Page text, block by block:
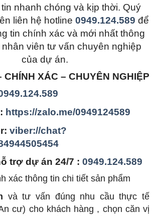
nhanh chóng và kịp thời. Quý
liên hệ hotline 0949.124.589 để
tin chính xác và mới nhất thông
viên tư vấn chuyên nghiệp
của dự án.
CHÍNH XÁC – CHUYÊN NGHIỆP
https://zalo.me/0949124589
viber://chat?
trợ dự án 24/7 :0949.124.589
xác thông tin chi tiết sản phẩm
và tư vấn đúng nhu cầu thực tế
cư) cho khách hàng , chọn căn vị